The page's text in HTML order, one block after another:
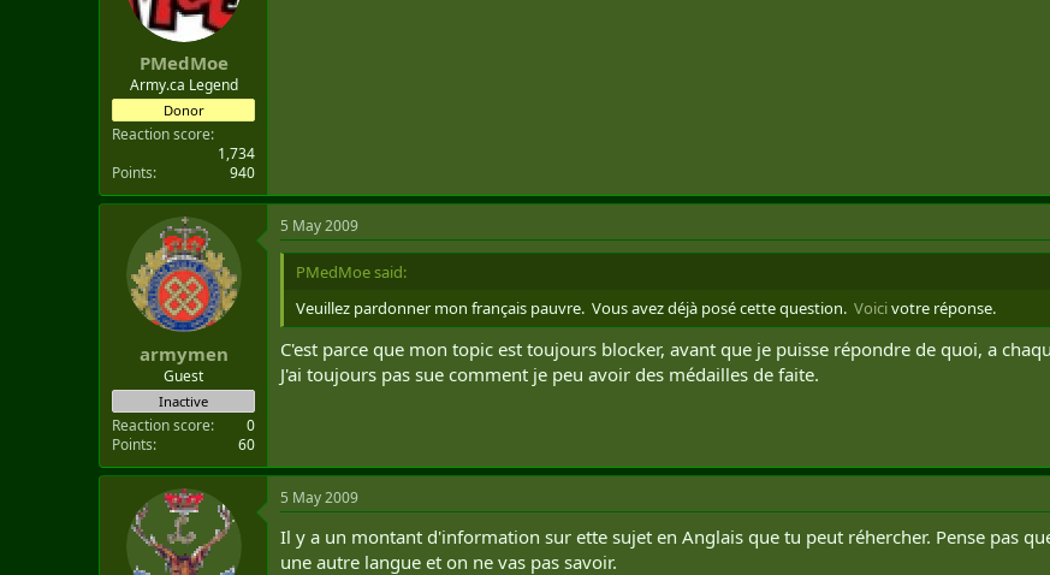
PMedMoe
Army.ca Legend
Donor
Reaction score
1,734
Points
940
armymen
Guest
Inactive
Reaction score
0
Points
60
5 May 2009
PMedMoe said:
Veuillez pardonner mon français pauvre. Vous avez déjà posé cette question. Voicivotre réponse.
C'est parce que mon topic est toujours blocker, avant que je puisse répondre de quoi, a
J'ai toujours pas sue comment je peu avoir des médailles de faite.
5 May 2009
Il y a un montant d'information sur ette sujet en Anglais que tu peut réhercher. Pense pas
une autre langue et on ne vas pas savoir.